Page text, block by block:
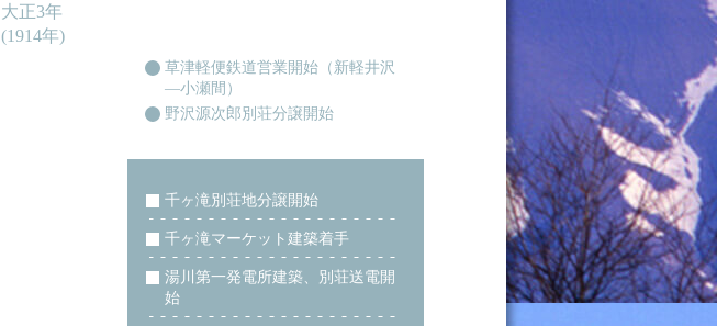
大正3年
(1914年)
草津軽便鉄道営業開始（新軽井沢
―小瀬間）
野沢源次郎別荘分譲開始
千ヶ滝別荘地分譲開始
千ヶ滝マーケット建築着手
湯川第一発電所建築、別荘送電開
始